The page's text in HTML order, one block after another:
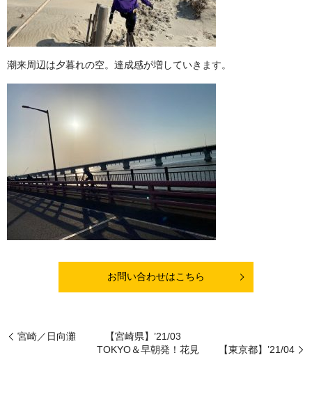
潮来周辺は夕暮れの空。達成感が増していきます。
お問い合わせはこちら
宮崎／日向灘 【宮崎県】’21/03
TOKYO＆早朝発！花見 【東京都】’21/04